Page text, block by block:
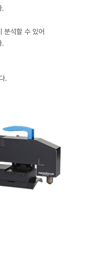
.
분석할 수 있어
.
.